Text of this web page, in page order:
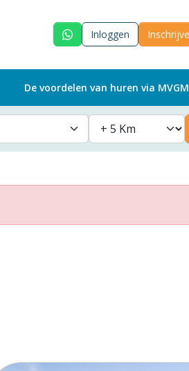
Inloggen
De voordelen van huren via MVGM